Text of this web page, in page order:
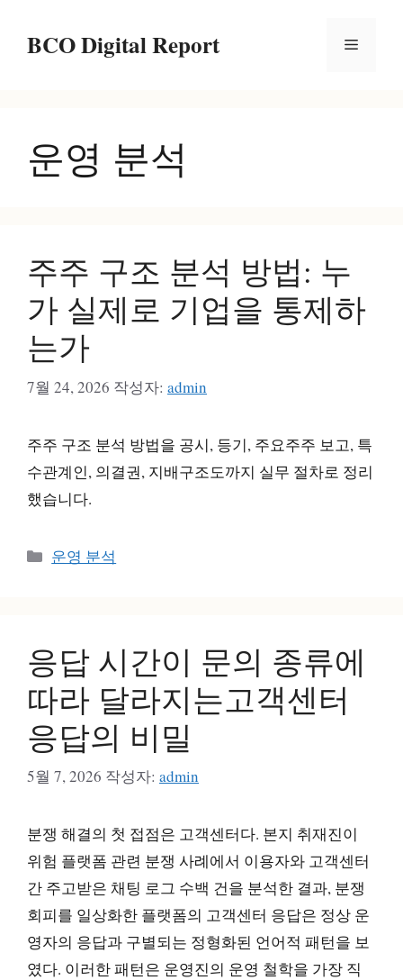
BCO Digital Report 메
운영 분석
주주 구조 분석 방법: 누
가 실제로 기업을 통제하
는가
7월 24, 2026 작성자: admin
주주 구조 분석 방법을 공시, 등기, 주요주주 보고, 특
수관계인, 의결권, 지배구조도까지 실무 절차로 정리
했습니다.
카
운영 분석
응답 시간이 문의 종류에
따라 달라지는고객센터
응답의 비밀
5월 7, 2026 작성자: admin
분쟁 해결의 첫 접점은 고객센터다. 본지 취재진이
위험 플랫폼 관련 분쟁 사례에서 이용자와 고객센터
간 주고받은 채팅 로그 수백 건을 분석한 결과, 분쟁
회피를 일상화한 플랫폼의 고객센터 응답은 정상 운
영자의 응답과 구별되는 정형화된 언어적 패턴을 보
였다. 이러한 패턴은 운영진의 운영 철학을 가장 직